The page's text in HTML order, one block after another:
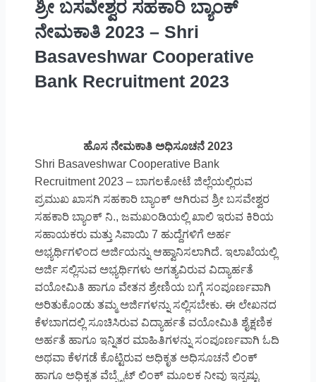
ಶ್ರೀ ಬಸವೇಶ್ವರ ಸಹಕಾರಿ ಬ್ಯಾಂಕ್
ನೇಮಕಾತಿ 2023 – Shri
Basaveshwar Cooperative
Bank Recruitment 2023
ಹೊಸ ನೇಮಕಾತಿ ಅಧಿಸೂಚನೆ 2023
Shri Basaveshwar Cooperative Bank
Recruitment 2023 – ಬಾಗಲಕೋಟೆ ಜಿಲ್ಲೆಯಲ್ಲಿರುವ
ಪ್ರಮುಖ ಖಾಸಗಿ ಸಹಕಾರಿ ಬ್ಯಾಂಕ್ ಆಗಿರುವ ಶ್ರೀ ಬಸವೇಶ್ವರ
ಸಹಕಾರಿ ಬ್ಯಾಂಕ್ ನಿ., ಜಮಖಂಡಿಯಲ್ಲಿ ಖಾಲಿ ಇರುವ ಕಿರಿಯ
ಸಹಾಯಕರು ಮತ್ತು ಸಿಪಾಯಿ 7 ಹುದ್ದೆಗಳಿಗೆ ಅರ್ಹ
ಅಭ್ಯರ್ಥಿಗಳಿಂದ ಅರ್ಜಿಯನ್ನು ಆಹ್ವಾನಿಸಲಾಗಿದೆ. ಇಲಾಖೆಯಲ್ಲಿ
ಅರ್ಜಿ ಸಲ್ಲಿಸುವ ಅಭ್ಯರ್ಥಿಗಳು ಅಗತ್ಯವಿರುವ ವಿದ್ಯಾರ್ಹತೆ
ವಯೋಮಿತಿ ಹಾಗೂ ವೇತನ ಶ್ರೇಣಿಯ ಬಗ್ಗೆ ಸಂಪೂರ್ಣವಾಗಿ
ಅರಿತುಕೊಂಡು ತಮ್ಮ ಅರ್ಜಿಗಳನ್ನು ಸಲ್ಲಿಸಬೇಕು. ಈ ಲೇಖನದ
ಕೆಳಬಾಗದಲ್ಲಿ ಸೂಚಿಸಿರುವ ವಿದ್ಯಾರ್ಹತೆ ವಯೋಮಿತಿ ಶೈಕ್ಷಣಿಕ
ಅರ್ಹತೆ ಹಾಗೂ ಇನ್ನಿತರ ಮಾಹಿತಿಗಳನ್ನು ಸಂಪೂರ್ಣವಾಗಿ ಓದಿ
ಅಥವಾ ಕೆಳಗಡೆ ಕೊಟ್ಟಿರುವ ಅಧಿಕೃತ ಅಧಿಸೂಚನೆ ಲಿಂಕ್
ಹಾಗೂ ಅಧಿಕೃತ ವೆಬ್ಸೈಟ್ ಲಿಂಕ್ ಮೂಲಕ ನೀವು ಇನ್ನಷ್ಟು